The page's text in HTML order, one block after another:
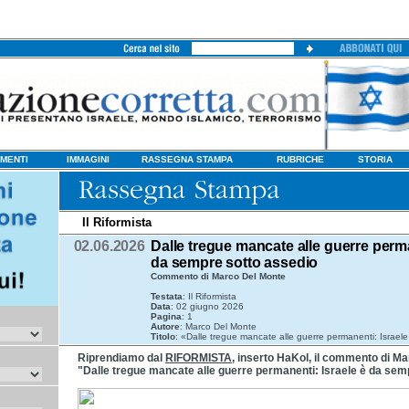
IMMAGINI RASSEGNA STAMPA RUBRICHE STORIA
Il Riformista
02.06.2026 Dalle tregue mancate alle guerre
da sempre sotto assedio
Commento di Marco Del Monte
Testata: Il Riformista
Data: 02 giugno 2026
Pagina: 1
Autore: Marco Del Monte
Titolo: «Dalle tregue mancate alle guerre permanenti:
Riprendiamo dal RIFORMISTA, inserto HaKol, il commento di
"Dalle tregue mancate alle guerre permanenti: Israele è da